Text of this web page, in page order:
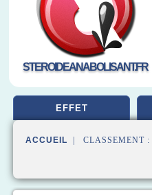
STEROIDEANABOLISANT.FR
EFFET
ACCUEIL | CLASSEMENT :